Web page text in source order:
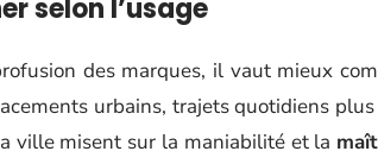
selon l’usage
des marques, il vaut mieux
urbains, trajets quotidiens
ville misent sur la maniabilité et la